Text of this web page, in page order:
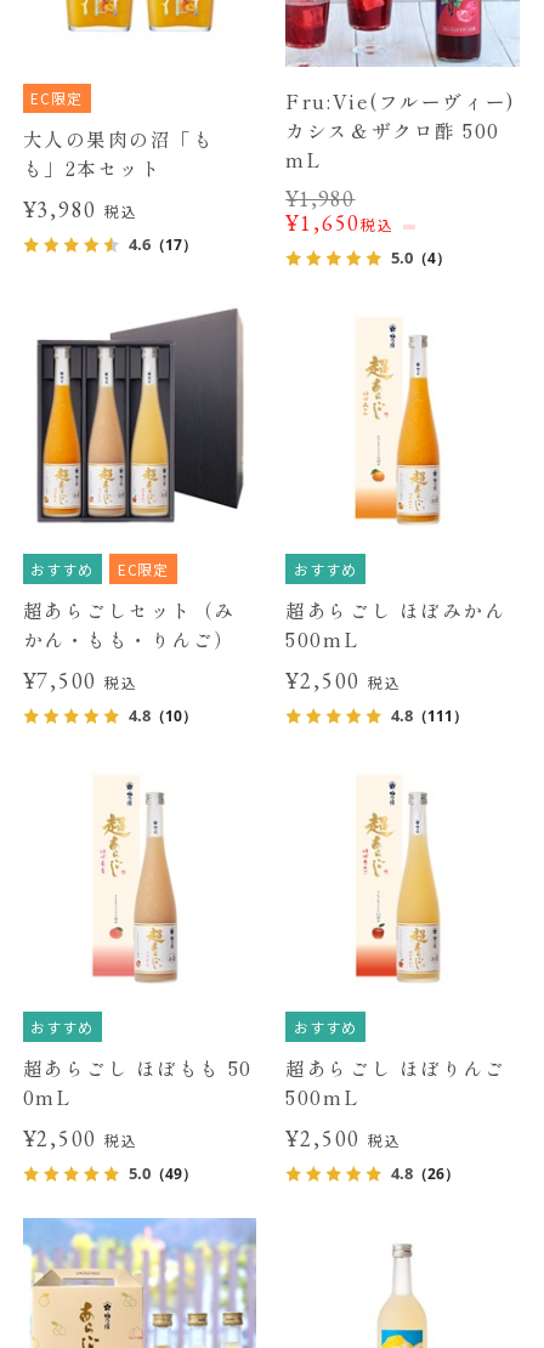
EC限定
大人の果肉の沼「も
も」2本セット
¥3,980税込
4.6（17）
Fru:Vie(フルーヴィー)
カシス＆ザクロ酢 500
mL
¥1,980
¥1,650税込
5.0 （4）
おすすめ EC限定
超あらごしセット（み
かん・もも・りんご）
¥7,500税込
4.8（10）
おすすめ
超あらごし ほぼみかん
500mL
¥2,500 税込
4.8 （111）
おすすめ
超あらごし ほぼもも 50
0mL
¥2,500税込
5.0（49）
おすすめ
超あらごし ほぼりんご
500mL
¥2,500 税込
4.8 （26）